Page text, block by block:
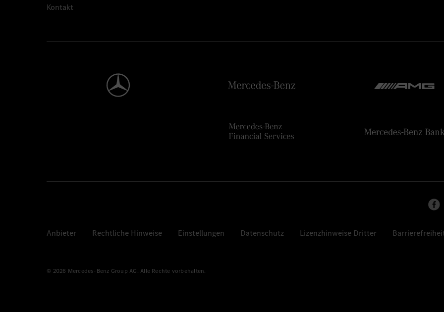
Kontakt
Anbieter Rechtliche Hinweise Einstellungen Datenschutz Lizenzhinweise Dritter
© 2026 Mercedes-Benz Group AG. Alle Rechte vorbehalten.